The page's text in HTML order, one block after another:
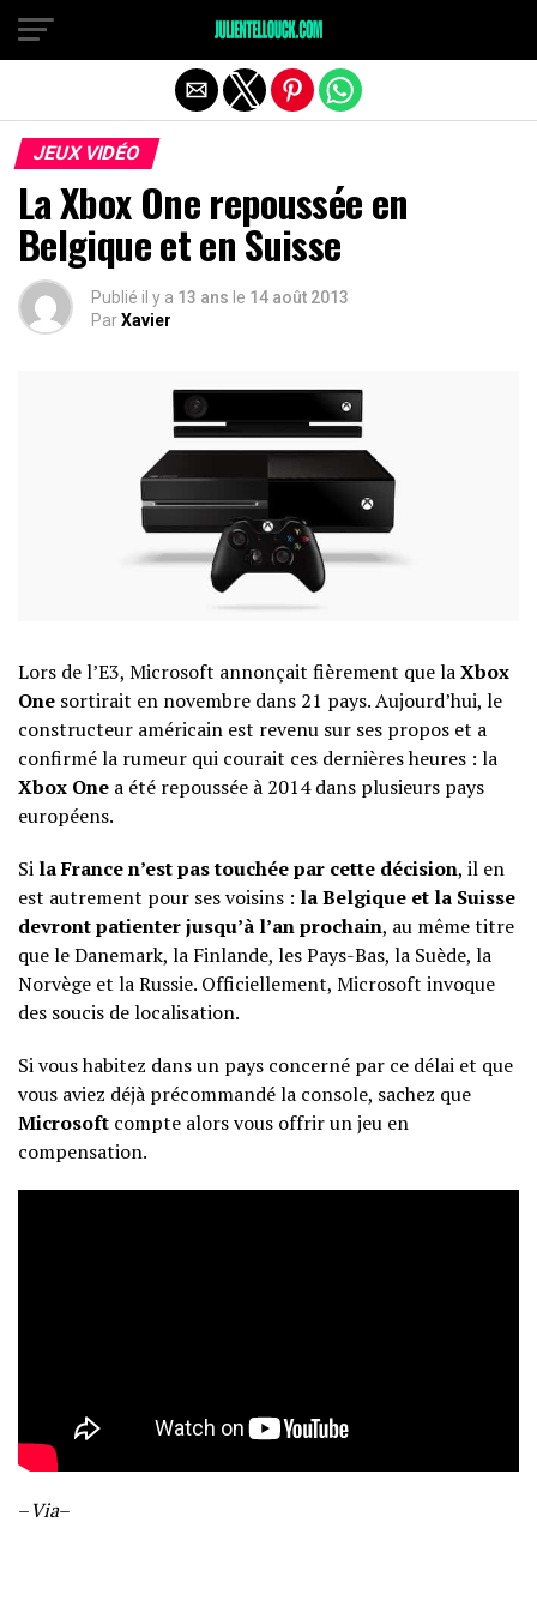
JEUX VIDÉO
La Xbox One repoussée en
Belgique et en Suisse
Publié il y a 13 ans le 14 août 2013
ParXavier
Lors de l’E3, Microsoft annonçait fièrement que laXbox
One sortirait en novembre dans 21 pays. Aujourd’hui, le
constructeur américain est revenu sur ses propos et a
confirmé la rumeur qui courait ces dernières heures : la
Xbox One a été repoussée à 2014 dans plusieurs pays
européens.
Si la France n’est pas touchée par cette décision, il en
est autrement pour ses voisins : la Belgique et la Suisse
devront patienter jusqu’à l’an prochain, au même titre
que le Danemark, la Finlande, les Pays-Bas, la Suède, la
Norvège et la Russie. Officiellement, Microsoft invoque
des soucis de localisation.
Si vous habitez dans un pays concerné par ce délai et que
vous aviez déjà précommandé la console, sachez que
Microsoft compte alors vous offrir un jeu en
compensation.
–Via–